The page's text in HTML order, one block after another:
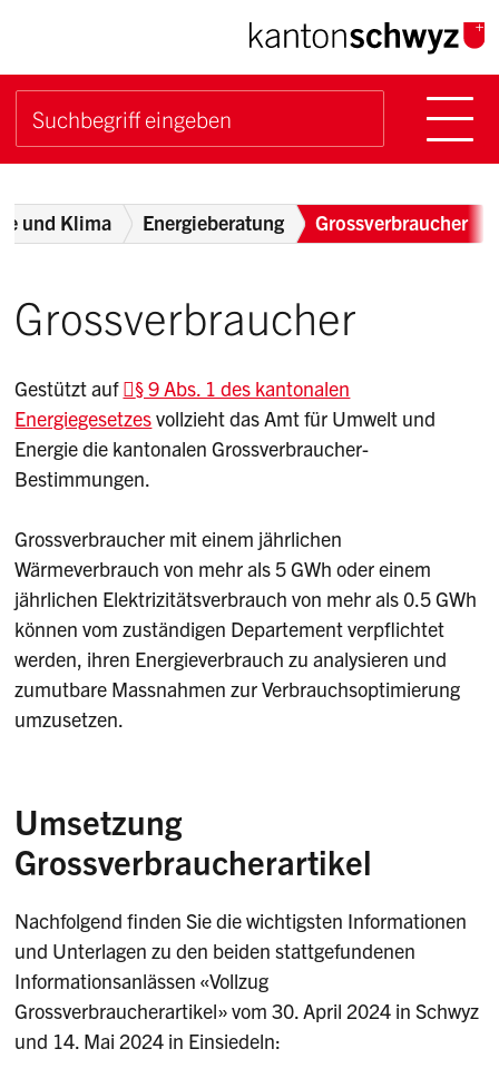
Navigieren im Kanton
Schnellnavigation
Suchbegriff
Breadcrumb
und Klima Energieberatung Grossverbraucher
Grossverbraucher
Gestützt auf
§ 9 Abs. 1 des kantonalen
Energiegesetzesvollzieht das Amt für Umwelt und
Energie die kantonalen Grossverbraucher-
Bestimmungen.
Grossverbraucher mit einem jährlichen
Wärmeverbrauch von mehr als 5 GWh oder einem
jährlichen Elektrizitätsverbrauch von mehr als 0.5 GWh
können vom zuständigen Departement verpflichtet
werden, ihren Energieverbrauch zu analysieren und
zumutbare Massnahmen zur Verbrauchsoptimierung
umzusetzen.
Umsetzung
Grossverbraucherartikel
Nachfolgend finden Sie die wichtigsten Informationen
und Unterlagen zu den beiden stattgefundenen
Informationsanlässen «Vollzug
Grossverbraucherartikel» vom 30. April 2024 in Schwyz
und 14. Mai 2024 in Einsiedeln: